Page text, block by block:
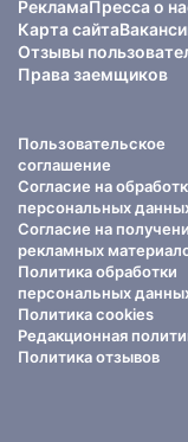
РекламаПресса о
Карта сайта
Отзывы
Права заемщиков
Пользовательское
соглашение
Согласие на
персональных
Согласие на
рекламных
Политика обработки
персональных
Политика cookies
Редакционная
Политика отзывов